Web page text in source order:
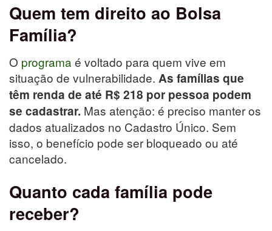
Quem tem direito ao Bolsa
Família?
O programa é voltado para quem vive em
situação de vulnerabilidade. As famílias que
têm renda de até R$ 218 por pessoa podem
se cadastrar. Mas atenção: é preciso manter os
dados atualizados no Cadastro Único. Sem
isso, o benefício pode ser bloqueado ou até
cancelado.
Quanto cada família pode
receber?